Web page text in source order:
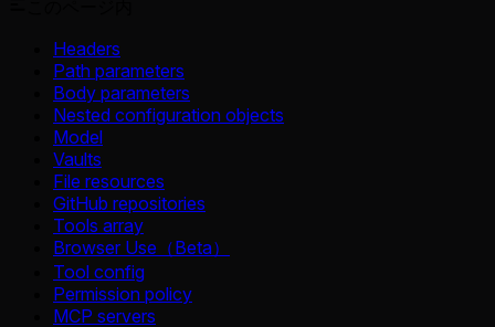
Headers
Path parameters
Body parameters
Nested configuration objects
Model
Vaults
File resources
GitHub repositories
Tools array
Browser Use（Beta）
Tool config
Permission policy
MCP servers